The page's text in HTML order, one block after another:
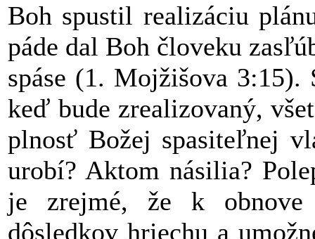
Boh spustil realizáciu
páde dal Boh človeku
spáse (1. Mojžišova 3:15).
keď bude zrealizovaný,
plnosť Božej spasiteľnej
urobí? Aktom násilia?
je zrejmé, že k obnove
dôsledkov hriechu a